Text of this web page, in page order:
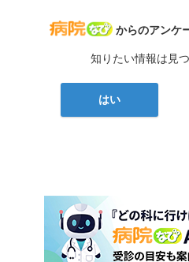
病院なび
からのアンケ
知りたい情報は見
はい